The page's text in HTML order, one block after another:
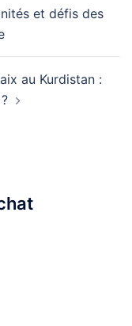
et défis des
au Kurdistan :